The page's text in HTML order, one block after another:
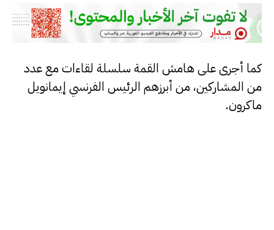
كما أجرى على هامش القمة سلسلة لقاءات مع عدد
من المشاركين، من أبرزهم الرئيس الفرنسي إيمانويل
ماكرون.